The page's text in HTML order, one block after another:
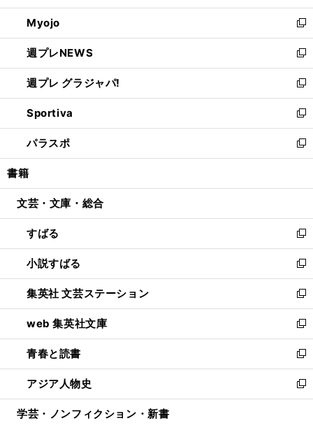
開
く
ウ
で
開
く
ン
ド
ウ
で
開
く
ウ
ィ
ン
ド
ウ
で
開
く
Myojo
新
し
い
ウ
ィ
ン
ド
ウ
で
開
週プレNEWS
新
し
い
ウ
ィ
ン
ド
ウ
開
週プレ グラジャパ!
新
し
い
ウ
ィ
ン
ウ
開
く
Sportiva
新
し
い
ウ
ン
ウ
で
開
く
パラスポ
新
し
ウ
ン
ド
ウ
で
開
く
書籍
文芸・文庫・総合
すばる
新
し
い
ウ
ィ
ン
ド
ウ
で
開
く
小説すばる
新
し
い
ウ
ィ
ン
ド
ウ
で
開
集英社 文芸ステーション
新
し
い
ウ
ィ
ン
ド
ウ
web 集英社文庫
新
し
い
ウ
ィ
ン
青春と読書
新
し
い
ウ
アジア人物史
新
し
学芸・ノンフィクション・新書